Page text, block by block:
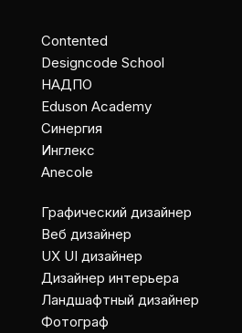
Contented
Designcode School
НАДПО
Eduson Academy
Cинергия
Инглекс
Anecole
Графический дизайнер
Веб дизайнер
UX UI дизайнер
Дизайнер интерьера
Ландшафтный дизайнер
Фотограф